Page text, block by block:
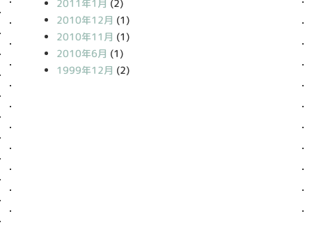
2011年1月 (2)
2010年12月 (1)
2010年11月 (1)
2010年6月 (1)
1999年12月 (2)